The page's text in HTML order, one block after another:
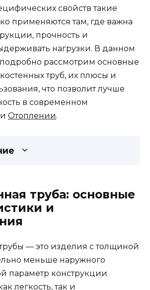
свойств такие
применяются там, где важна
прочность и
нагрузки. В данном
рассмотрим основные
труб, их плюсы и
что позволит лучше
в современном
Отоплении.
труба: основные
и
— это изделия с толщиной
меньше наружного
параметр конструкции
легкость, так и